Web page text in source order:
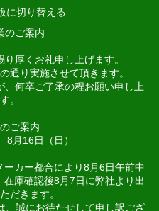
に切り替える
ご案内
厚くお礼申し上げます。
通り実施させて頂きます。
何卒ご了承の程お願い申し上
。
ご案内
月16日（日）
カー都合により8月6日午前中
庫確認後8月7日に弊社より出
だきます。
、誠にお待たせして申し訳ござ